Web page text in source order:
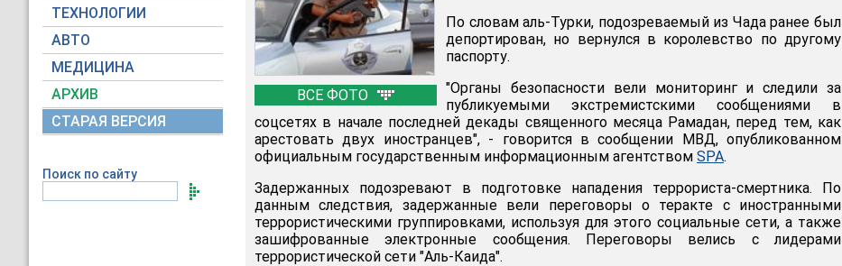
ТЕХНОЛОГИИ
АВТО
МЕДИЦИНА
АРХИВ
СТАРАЯ ВЕРСИЯ
Поиск по сайту
ВСЕ ФОТО
По словам аль-Турки, подозреваемый из Чада ранее был
депортирован, но вернулся в королевство по другому
паспорту.
"Органы безопасности вели мониторинг и следили за
публикуемыми экстремистскими сообщениями в
соцсетях в начале последней декады священного месяца Рамадан, перед тем, как
арестовать двух иностранцев", - говорится в сообщении МВД, опубликованном
официальным государственным информационным агентством SPA.
Задержанных подозревают в подготовке нападения террориста-смертника. По
данным следствия, задержанные вели переговоры о теракте с иностранными
террористическими группировками, используя для этого социальные сети, а также
зашифрованные электронные сообщения. Переговоры велись с лидерами
террористической сети "Аль-Каида".